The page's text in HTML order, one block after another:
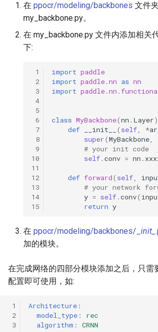
在 ppocr/modeling/backbones 文件
my_backbone.py。
在 my_backbone.py 文件内添加相关
下:
1
2
3
4
5
6
7
8
9
10
11
12
13
14
15
import paddle
import paddle.nn as nn
import
class MyBackbone(nn . Layer
def
__init__ ( self *
super(MyBackbone
# your init code
self.conv = nn .
def forward( self
# your network
y = self.conv(
return y
在 ppocr/modeling/backbones/_ init_
加的模块。
在完成网络的四部分模块添加之后，只需
配置即可使用，如:
1
2
3
Architecture :
model_type :
rec
algorithm :
CRNN